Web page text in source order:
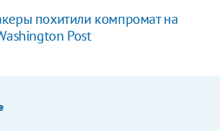
похитили компромат на
Post